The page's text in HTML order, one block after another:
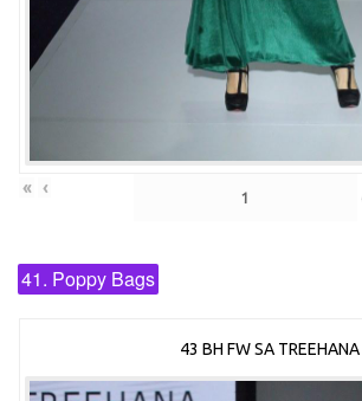
« ‹
41. Poppy Bags
43 BH FW SA TREEHANA